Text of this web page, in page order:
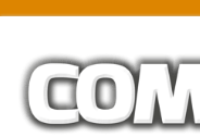
content